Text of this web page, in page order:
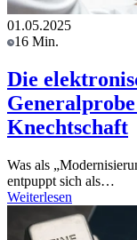
01.05.2025
16 Min.
Die
Knechtschaft
Was als
entpuppt sich als…
Weiterlesen